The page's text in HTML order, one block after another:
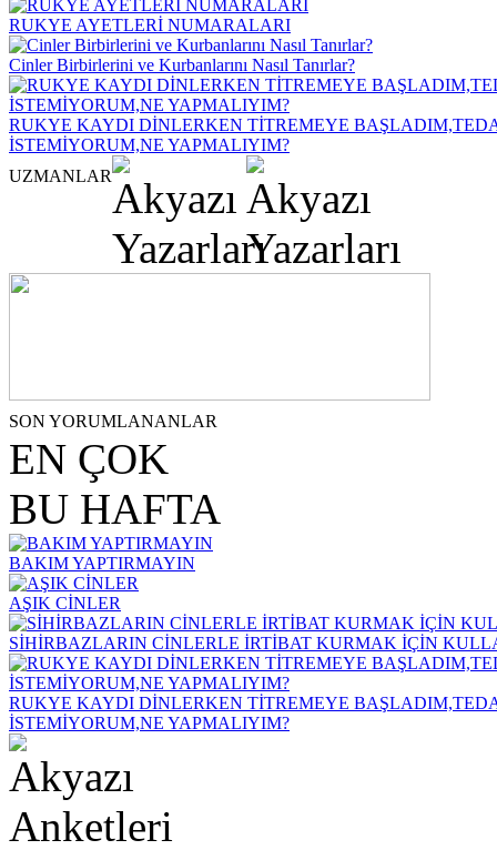
RUKYE AYETLERİ NUMARALARI
Cinler Birbirlerini ve Kurbanlarını Nasıl Tanırlar?
RUKYE KAYDI DİNLERKEN TİTREMEYE
İSTEMİYORUM,NE YAPMALIYIM?
UZMANLAR
SON YORUMLANANLAR
EN ÇOK
BU HAFTA
BAKIM YAPTIRMAYIN
AŞIK CİNLER
SİHİRBAZLARIN CİNLERLE İRTİBAT KURMAK İÇİN
RUKYE KAYDI DİNLERKEN TİTREMEYE
İSTEMİYORUM,NE YAPMALIYIM?